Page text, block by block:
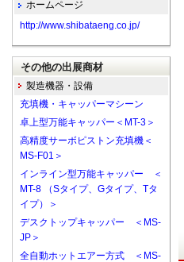
ホームページ
http://www.shibataeng.co.jp/
その他の出展商材
製造機器・設備
充填機・キャッパーマシーン
卓上型万能キャッパー＜MT-3＞
高精度サーボピストン充填機＜
MS-F01＞
インライン型万能キャッパー ＜
MT-8 （Sタイプ、Gタイプ、Tタ
イプ）＞
デスクトップキャッパー ＜MS-
JP＞
全自動ホットエアー方式 ＜MS-